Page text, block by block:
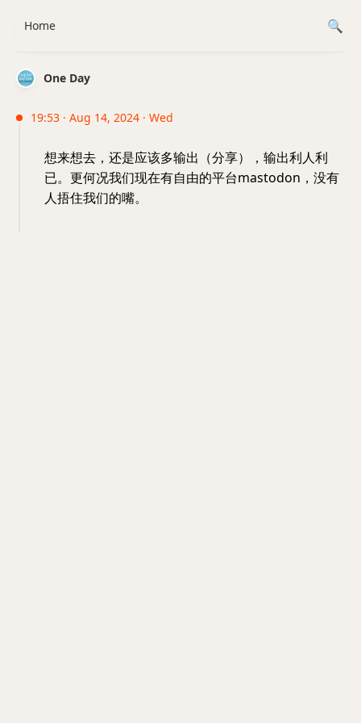
One Day
19:53 · Aug 14, 2024 · Wed
想来想去，还是应该多输出（分享），输出利人利
已。更何况我们现在有自由的平台mastodon，没有
人捂住我们的嘴。
Home